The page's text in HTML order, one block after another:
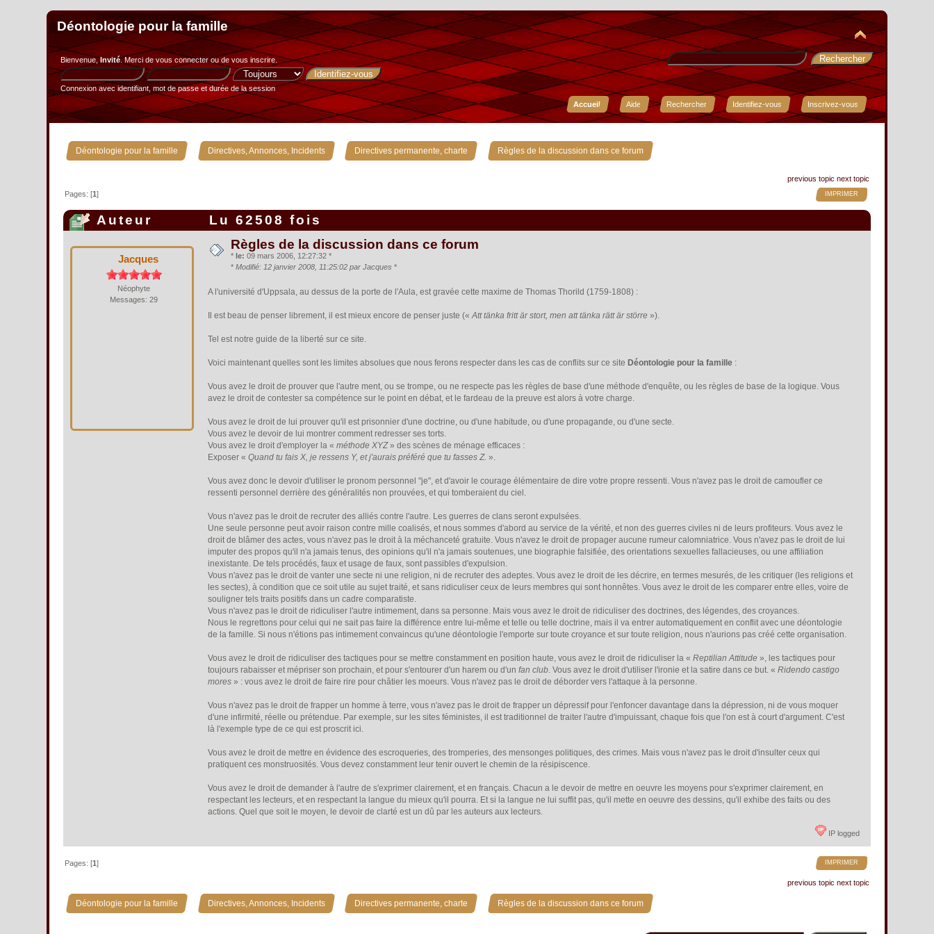
Déontologie pour la famille
Bienvenue,Invité. Merci devous connecterou devous inscrire.
Connexion avec identifiant, mot de passe et durée de la session
Accueil
Aide Rechercher Identifiez-vous Inscrivez-vous
Déontologie pour la famille » Directives, Annonces, Incidents » Directives permanente, charte » Règles de la discussion dans ce forum
previous topic next topic
IMPRIMER
Pages: [1]
Auteur Lu 62508 fois
Jacques
Néophyte
Messages: 29
Règles de la discussion dans ce forum
* le: 09 mars 2006, 12:27:32 *
* Modifié: 12 janvier 2008, 11:25:02 par Jacques *
A l'université d'Uppsala, au dessus de la porte de l'Aula, est gravée cette maxime de Thomas Thorild (1759-1808) :
Il est beau de penser librement, il est mieux encore de penser juste («Att tänka fritt är stort, men att tänka rätt är större »).
Tel est notre guide de la liberté sur ce site.
Voici maintenant quelles sont les limites absolues que nous ferons respecter dans les cas de conflits sur ce site Déontologie pour la famille :
Vous avez le droit de prouver que l'autre ment, ou se trompe, ou ne respecte pas les règles de base d'une méthode d'enquête, ou les règles de base de la logique. Vous
avez le droit de contester sa compétence sur le point en débat, et le fardeau de la preuve est alors à votre charge.
Vous avez le droit de lui prouver qu'il est prisonnier d'une doctrine, ou d'une habitude, ou d'une propagande, ou d'une secte.
Vous avez le devoir de lui montrer comment redresser ses torts.
Vous avez le droit d'employer la «méthode XYZ» des scènes de ménage efficaces :
Exposer «Quand tu fais X, je ressens Y, et j'aurais préféré que tu fasses Z. ».
Vous avez donc le devoir d'utiliser le pronom personnel "je", et d'avoir le courage élémentaire de dire votre propre ressenti. Vous n'avez pas le droit de camoufler ce
ressenti personnel derrière des généralités non prouvées, et qui tomberaient du ciel.
Vous n'avez pas le droit de recruter des alliés contre l'autre. Les guerres de clans seront expulsées.
Une seule personne peut avoir raison contre mille coalisés, et nous sommes d'abord au service de la vérité, et non des guerres civiles ni de leurs profiteurs. Vous avez le
droit de blâmer des actes, vous n'avez pas le droit à la méchanceté gratuite. Vous n'avez le droit de propager aucune rumeur calomniatrice. Vous n'avez pas le droit de lui
imputer des propos qu'il n'a jamais tenus, des opinions qu'il n'a jamais soutenues, une biographie falsifiée, des orientations sexuelles fallacieuses, ou une affiliation
inexistante. De tels procédés, faux et usage de faux, sont passibles d'expulsion.
Vous n'avez pas le droit de vanter une secte ni une religion, ni de recruter des adeptes. Vous avez le droit de les décrire, en termes mesurés, de les critiquer (les religions et
les sectes), à condition que ce soit utile au sujet traité, et sans ridiculiser ceux de leurs membres qui sont honnêtes. Vous avez le droit de les comparer entre elles, voire de
souligner tels traits positifs dans un cadre comparatiste.
Vous n'avez pas le droit de ridiculiser l'autre intimement, dans sa personne. Mais vous avez le droit de ridiculiser des doctrines, des légendes, des croyances.
Nous le regrettons pour celui qui ne sait pas faire la différence entre lui-même et telle ou telle doctrine, mais il va entrer automatiquement en conflit avec une déontologie
de la famille. Si nous n'étions pas intimement convaincus qu'une déontologie l'emporte sur toute croyance et sur toute religion, nous n'aurions pas créé cette organisation.
Vous avez le droit de ridiculiser des tactiques pour se mettre constamment en position haute, vous avez le droit de ridiculiser la «Reptilian Attitude », les tactiques pour
toujours rabaisser et mépriser son prochain, et pour s'entourer d'un harem ou d'unfan club. Vous avez le droit d'utiliser l'ironie et la satire dans ce but. «Ridendo castigo
mores » : vous avez le droit de faire rire pour châtier les moeurs. Vous n'avez pas le droit de déborder vers l'attaque à la personne.
Vous n'avez pas le droit de frapper un homme à terre, vous n'avez pas le droit de frapper un dépressif pour l'enfoncer davantage dans la dépression, ni de vous moquer
d'une infirmité, réelle ou prétendue. Par exemple, sur les sites féministes, il est traditionnel de traiter l'autre d'impuissant, chaque fois que l'on est à court d'argument. C'est
là l'exemple type de ce qui est proscrit ici.
Vous avez le droit de mettre en évidence des escroqueries, des tromperies, des mensonges politiques, des crimes. Mais vous n'avez pas le droit d'insulter ceux qui
pratiquent ces monstruosités. Vous devez constamment leur tenir ouvert le chemin de la résipiscence.
Vous avez le droit de demander à l'autre de s'exprimer clairement, et en français. Chacun a le devoir de mettre en oeuvre les moyens pour s'exprimer clairement, en
respectant les lecteurs, et en respectant la langue du mieux qu'il pourra. Et si la langue ne lui suffit pas, qu'il mette en oeuvre des dessins, qu'il exhibe des faits ou des
actions. Quel que soit le moyen, le devoir de clarté est un dû par les auteurs aux lecteurs.
IP logged
IMPRIMER
Pages: [1]
previous topic next topic
Déontologie pour la famille » Directives, Annonces, Incidents » Directives permanente, charte » Règles de la discussion dans ce forum